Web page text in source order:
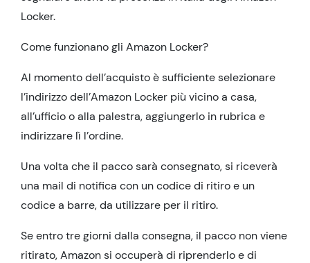
Locker.
Come funzionano gli Amazon Locker?
Al momento dell’acquisto è sufficiente selezionare
l’indirizzo dell’Amazon Locker più vicino a casa,
all’ufficio o alla palestra, aggiungerlo in rubrica e
indirizzare lì l’ordine.
Una volta che il pacco sarà consegnato, si riceverà
una mail di notifica con un codice di ritiro e un
codice a barre, da utilizzare per il ritiro.
Se entro tre giorni dalla consegna, il pacco non viene
ritirato, Amazon si occuperà di riprenderlo e di